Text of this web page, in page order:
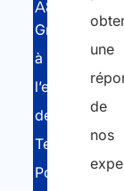
A&P:
Grâce
à
l’expérience
de
Team
Posting,
une
de
nos